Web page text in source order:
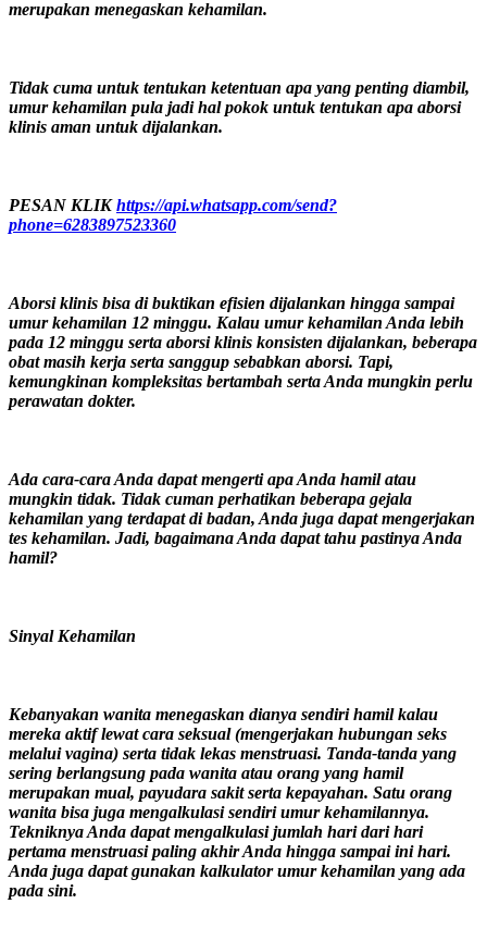
merupakan menegaskan kehamilan.
Tidak cuma untuk tentukan ketentuan apa yang penting diambil,
umur kehamilan pula jadi hal pokok untuk tentukan apa aborsi
klinis aman untuk dijalankan.
PESAN KLIKhttps://api.whatsapp.com/send?
phone=6283897523360
Aborsi klinis bisa di buktikan efisien dijalankan hingga sampai
umur kehamilan 12 minggu. Kalau umur kehamilan Anda lebih
pada 12 minggu serta aborsi klinis konsisten dijalankan, beberapa
obat masih kerja serta sanggup sebabkan aborsi. Tapi,
kemungkinan kompleksitas bertambah serta Anda mungkin perlu
perawatan dokter.
Ada cara-cara Anda dapat mengerti apa Anda hamil atau
mungkin tidak. Tidak cuman perhatikan beberapa gejala
kehamilan yang terdapat di badan, Anda juga dapat mengerjakan
tes kehamilan. Jadi, bagaimana Anda dapat tahu pastinya Anda
hamil?
Sinyal Kehamilan
Kebanyakan wanita menegaskan dianya sendiri hamil kalau
mereka aktif lewat cara seksual (mengerjakan hubungan seks
melalui vagina) serta tidak lekas menstruasi. Tanda-tanda yang
sering berlangsung pada wanita atau orang yang hamil
merupakan mual, payudara sakit serta kepayahan. Satu orang
wanita bisa juga mengalkulasi sendiri umur kehamilannya.
Tekniknya Anda dapat mengalkulasi jumlah hari dari hari
pertama menstruasi paling akhir Anda hingga sampai ini hari.
Anda juga dapat gunakan kalkulator umur kehamilan yang ada
pada sini.